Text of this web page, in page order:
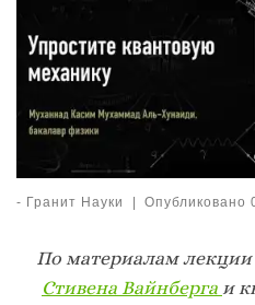
- Гранит Науки | Опубликовано
По материалам
Стивена Вайнберга и